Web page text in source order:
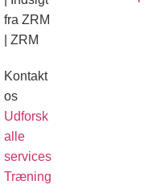
fra ZRM
| ZRM
Kontakt
os
Udforsk
alle
services
Træning